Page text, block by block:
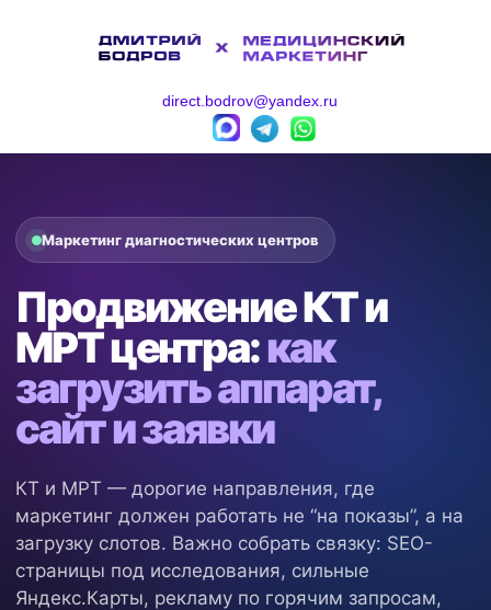
direct.bodrov@yandex.ru
Маркетинг диагностических центров
Продвижение КТ и
МРТ центра:как
загрузить аппарат,
сайт и заявки
КТ и МРТ — дорогие направления, где
маркетинг должен работать не “на показы”, а на
загрузку слотов. Важно собрать связку: SEO-
страницы под исследования, сильные
Яндекс.Карты, рекламу по горячим запросам,